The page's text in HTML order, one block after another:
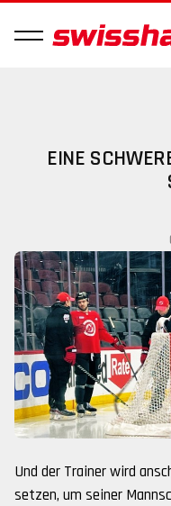
EINE
Und der Trainer wird
setzen, um seiner